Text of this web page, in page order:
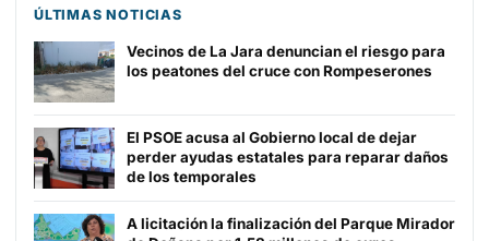
ÚLTIMAS NOTICIAS
Vecinos de La Jara denuncian el riesgo para
los peatones del cruce con Rompeserones
El PSOE acusa al Gobierno local de dejar
perder ayudas estatales para reparar daños
de los temporales
A licitación la finalización del Parque Mirador